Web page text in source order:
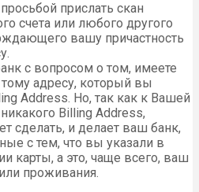
прислать скан
счета или любого другого
вашу причастность
с вопросом о том, имеете
адресу, который вы
Address. Но, так как к Вашей
Billing Address,
сделать, и делает ваш банк,
с тем, что вы указали в
карты, а это, чаще всего, ваш
проживания.